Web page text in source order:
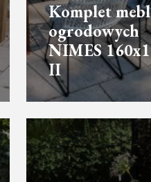
Komplet
ogrodowych
NIMES
II